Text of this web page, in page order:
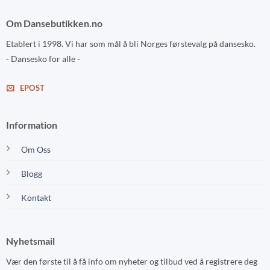
Om Dansebutikken.no
Etablert i 1998. Vi har som mål å bli Norges førstevalg på dansesko.
- Dansesko for alle -
EPOST
Information
Om Oss
Blogg
Kontakt
Nyhetsmail
Vær den første til å få info om nyheter og tilbud ved å registrere deg